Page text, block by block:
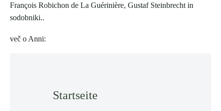
François Robichon de La Guérinière, Gustaf Steinbrecht in
sodobniki..
več o Anni:
Startseite